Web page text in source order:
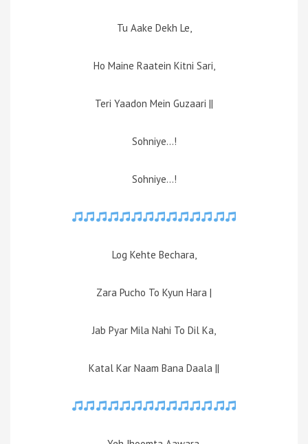
Tu Aake Dekh Le,
Ho Maine Raatein Kitni Sari,
Teri Yaadon Mein Guzaari ||
Sohniye…!
Sohniye…!
Log Kehte Bechara,
Zara Pucho To Kyun Hara |
Jab Pyar Mila Nahi To Dil Ka,
Katal Kar Naam Bana Daala ||